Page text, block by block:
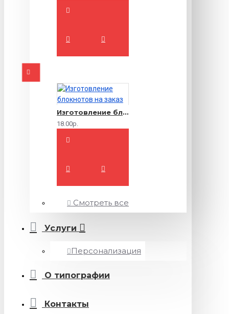
Изготовление блокнотов на заказ
18.00р.
Смотреть все
Услуги
Персонализация
О типографии
Контакты